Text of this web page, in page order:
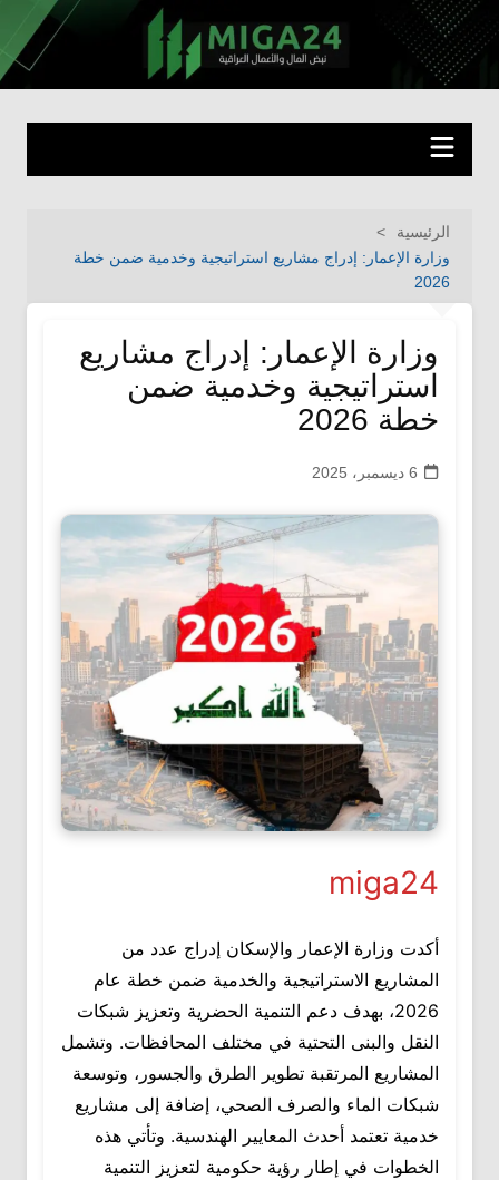
التجاوز
إلى
المحتوى
miga24.com نبض المال والأعمال العراقية
الرئيسية
وزارة الإعمار: إدراج مشاريع استراتيجية وخدمية ضمن خطة
2026
وزارة الإعمار: إدراج مشاريع
استراتيجية وخدمية ضمن
خطة 2026
6 ديسمبر، 2025
miga24
أكدت وزارة الإعمار والإسكان إدراج عدد من
المشاريع الاستراتيجية والخدمية ضمن خطة عام
2026، بهدف دعم التنمية الحضرية وتعزيز شبكات
النقل والبنى التحتية في مختلف المحافظات. وتشمل
المشاريع المرتقبة تطوير الطرق والجسور، وتوسعة
شبكات الماء والصرف الصحي، إضافة إلى مشاريع
خدمية تعتمد أحدث المعايير الهندسية. وتأتي هذه
الخطوات في إطار رؤية حكومية لتعزيز التنمية